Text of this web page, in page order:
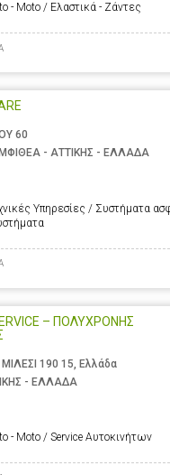
- Moto / Ελαστικά - Ζάντες
60
- ΑΤΤΙΚΗΣ - ΕΛΛΑΔΑ
Υπηρεσίες / Συστήματα
– ΠΟΛΥΧΡΟΝΗΣ
190 15, Ελλάδα
- ΕΛΛΑΔΑ
- Moto / Service Αυτοκινήτων